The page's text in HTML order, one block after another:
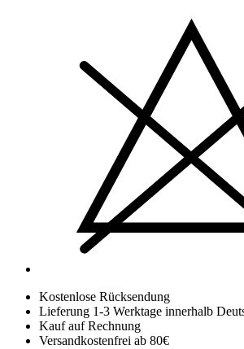
Kostenlose Rücksendung
Lieferung 1-3 Werktage innerhalb
Kauf auf Rechnung
Versandkostenfrei ab 80€